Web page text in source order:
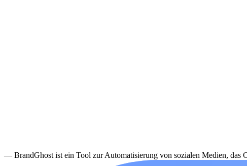
— BrandGhost ist ein Tool zur Automatisierung von sozialen Medien, das